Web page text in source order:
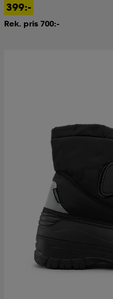
399:-
Rek. pris 700:-